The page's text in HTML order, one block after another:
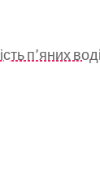
п’яних